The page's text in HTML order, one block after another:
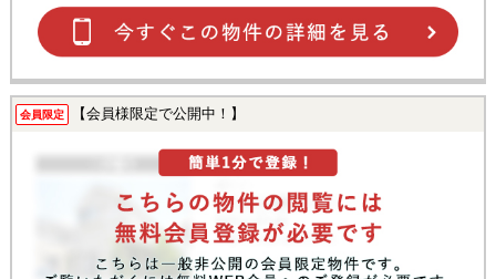
会員限定 【会員様限定で公開中！】